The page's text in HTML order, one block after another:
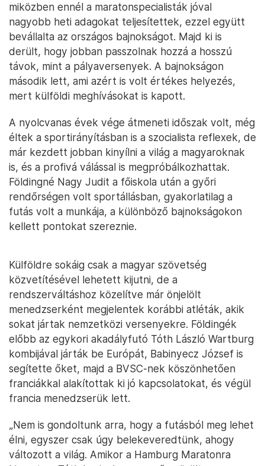
miközben ennél a maratonspecialisták jóval
nagyobb heti adagokat teljesítettek, ezzel együtt
bevállalta az országos bajnokságot. Majd ki is
derült, hogy jobban passzolnak hozzá a hosszú
távok, mint a pályaversenyek. A bajnokságon
második lett, ami azért is volt értékes helyezés,
mert külföldi meghívásokat is kapott.
A nyolcvanas évek vége átmeneti időszak volt, még
éltek a sportirányításban is a szocialista reflexek, de
már kezdett jobban kinyílni a világ a magyaroknak
is, és a profivá válással is megpróbálkozhattak.
Földingné Nagy Judit a főiskola után a győri
rendőrségen volt sportállásban, gyakorlatilag a
futás volt a munkája, a különböző bajnokságokon
kellett pontokat szereznie.
Külföldre sokáig csak a magyar szövetség
közvetítésével lehetett kijutni, de a
rendszerváltáshoz közelítve már önjelölt
menedzserként megjelentek korábbi atléták, akik
sokat jártak nemzetközi versenyekre. Földingék
előbb az egykori akadályfutó Tóth László Wartburg
kombijával járták be Európát, Babinyecz József is
segítette őket, majd a BVSC-nek köszönhetően
franciákkal alakítottak ki jó kapcsolatokat, és végül
francia menedzserük lett.
„Nem is gondoltunk arra, hogy a futásból meg lehet
élni, egyszer csak úgy belekeveredtünk, ahogy
változott a világ. Amikor a Hamburg Maratonra